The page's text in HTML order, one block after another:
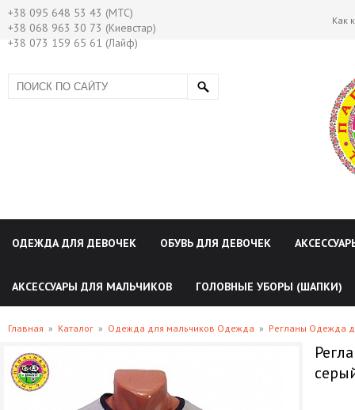
+38 095 648 53 43 (МТС)
+38 068 963 30 73 (Киевстар)
+38 073 159 65 61 (Лайф)
Как
ОДЕЖДА ДЛЯ ДЕВОЧЕК ОБУВЬ ДЛЯ ДЕВОЧЕК
АКСЕССУАРЫ ДЛЯ МАЛЬЧИКОВ ГОЛОВНЫЕ УБОРЫ (ШАПКИ)
Главная » Каталог » Одежда для мальчиков Одежда » Регланы Одежда